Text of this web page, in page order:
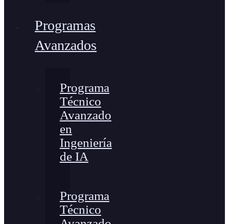
Programas
Avanzados
Programa
Técnico
Avanzado
en
Ingeniería
de IA
Programa
Técnico